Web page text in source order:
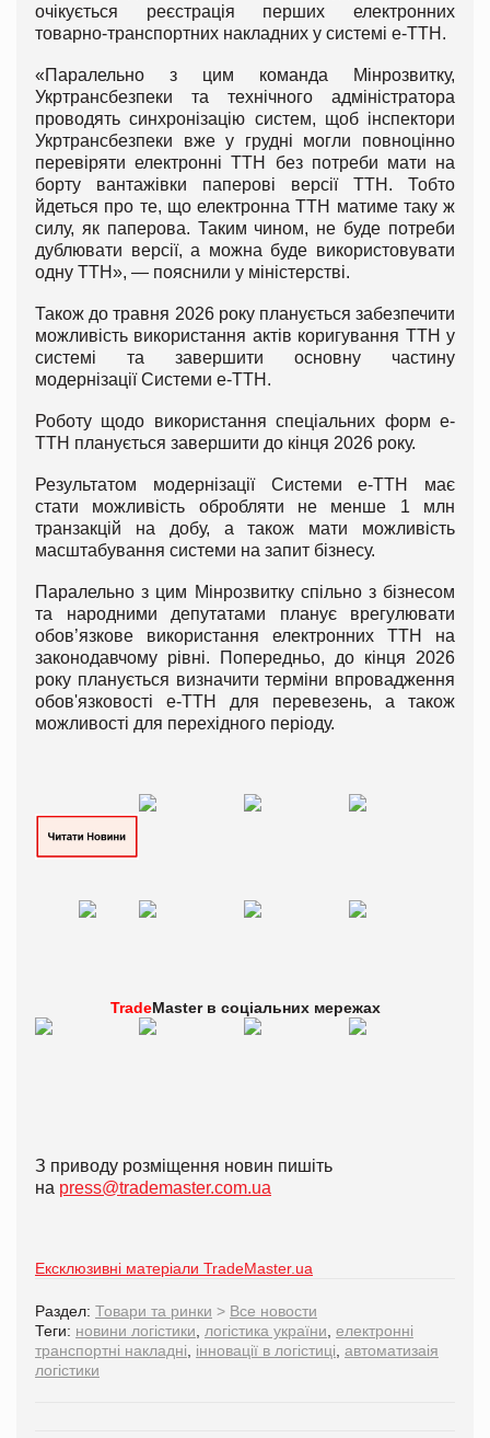
очікується реєстрація перших електронних
товарно-транспортних накладних у системі е-ТТН.
«Паралельно з цим команда Мінрозвитку,
Укртрансбезпеки та технічного адміністратора
проводять синхронізацію систем, щоб інспектори
Укртрансбезпеки вже у грудні могли повноцінно
перевіряти електронні ТТН без потреби мати на
борту вантажівки паперові версії ТТН. Тобто
йдеться про те, що електронна ТТН матиме таку ж
силу, як паперова. Таким чином, не буде потреби
дублювати версії, а можна буде використовувати
одну ТТН», — пояснили у міністерстві.
Також до травня 2026 року планується забезпечити
можливість використання актів коригування ТТН у
системі та завершити основну частину
модернізації Системи е-ТТН.
Роботу щодо використання спеціальних форм е-
ТТН планується завершити до кінця 2026 року.
Результатом модернізації Системи е-ТТН має
стати можливість обробляти не менше 1 млн
транзакцій на добу, а також мати можливість
масштабування системи на запит бізнесу.
Паралельно з цим Мінрозвитку спільно з бізнесом
та народними депутатами планує врегулювати
обов’язкове використання електронних ТТН на
законодавчому рівні. Попередньо, до кінця 2026
року планується визначити терміни впровадження
обов'язковості е-ТТН для перевезень, а також
можливості для перехідного періоду.
TradeMaster в соціальних мережах
З приводу розміщення новин пишіть
на press@trademaster.com.ua
Ексклюзивні матеріали TradeMaster.ua
Раздел: Товари та ринки > Все новости
Теги: новини логістики логістика україни електронні
транспортні накладні
інновації в логістиці автоматизаія
логістики